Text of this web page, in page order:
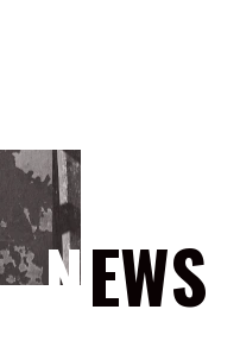
NEWS